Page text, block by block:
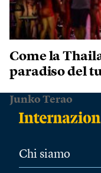
Come la
paradiso del
Junko Terao
Chi siamo